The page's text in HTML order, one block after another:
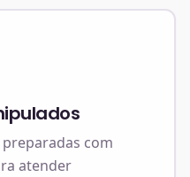
com
atender